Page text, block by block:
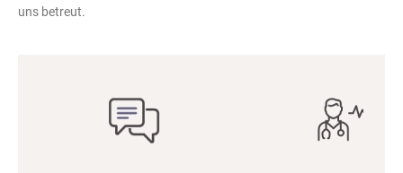
uns betreut.